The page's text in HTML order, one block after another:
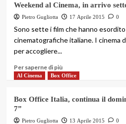
Weekend al Cinema, in arrivo
Pietro Gugliotta 17 Aprile 2015 0
Sono sette i film che hanno
cinematografiche italiane. I cinema
per accogliere...
Per saperne di più
Al Cinema Box Office
Box Office Italia, continua il
7”
Pietro Gugliotta 13 Aprile 2015 0